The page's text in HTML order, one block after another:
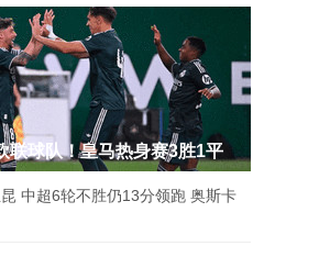
联球队！皇马热身赛3胜1平
中超6轮不胜仍13分领跑 奥斯卡